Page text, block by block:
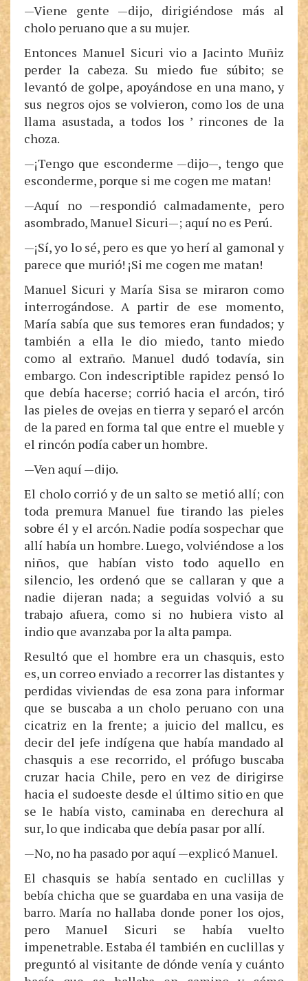
—Viene gente —dijo, dirigiéndose más al
cholo peruano que a su mujer.
Entonces Manuel Sicuri vio a Jacinto Muñiz
perder la cabeza. Su miedo fue súbito; se
levantó de golpe, apoyándose en una mano, y
sus negros ojos se volvieron, como los de una
llama asustada, a todos los ’ rincones de la
choza.
—¡Tengo que esconderme —dijo—, tengo que
esconderme, porque si me cogen me matan!
—Aquí no —respondió calmadamente, pero
asombrado, Manuel Sicuri—; aquí no es Perú.
—¡Sí, yo lo sé, pero es que yo herí al gamonal y
parece que murió! ¡Si me cogen me matan!
Manuel Sicuri y María Sisa se miraron como
interrogándose. A partir de ese momento,
María sabía que sus temores eran fundados; y
también a ella le dio miedo, tanto miedo
como al extraño. Manuel dudó todavía, sin
embargo. Con indescriptible rapidez pensó lo
que debía hacerse; corrió hacia el arcón, tiró
las pieles de ovejas en tierra y separó el arcón
de la pared en forma tal que entre el mueble y
el rincón podía caber un hombre.
—Ven aquí —dijo.
El cholo corrió y de un salto se metió allí; con
toda premura Manuel fue tirando las pieles
sobre él y el arcón. Nadie podía sospechar que
allí había un hombre. Luego, volviéndose a los
niños, que habían visto todo aquello en
silencio, les ordenó que se callaran y que a
nadie dijeran nada; a seguidas volvió a su
trabajo afuera, como si no hubiera visto al
indio que avanzaba por la alta pampa.
Resultó que el hombre era un chasquis, esto
es, un correo enviado a recorrer las distantes y
perdidas viviendas de esa zona para informar
que se buscaba a un cholo peruano con una
cicatriz en la frente; a juicio del mallcu, es
decir del jefe indígena que había mandado al
chasquis a ese recorrido, el prófugo buscaba
cruzar hacia Chile, pero en vez de dirigirse
hacia el sudoeste desde el último sitio en que
se le había visto, caminaba en derechura al
sur, lo que indicaba que debía pasar por allí.
—No, no ha pasado por aquí —explicó Manuel.
El chasquis se había sentado en cuclillas y
bebía chicha que se guardaba en una vasija de
barro. María no hallaba donde poner los ojos,
pero Manuel Sicuri se había vuelto
impenetrable. Estaba él también en cuclillas y
preguntó al visitante de dónde venía y cuánto